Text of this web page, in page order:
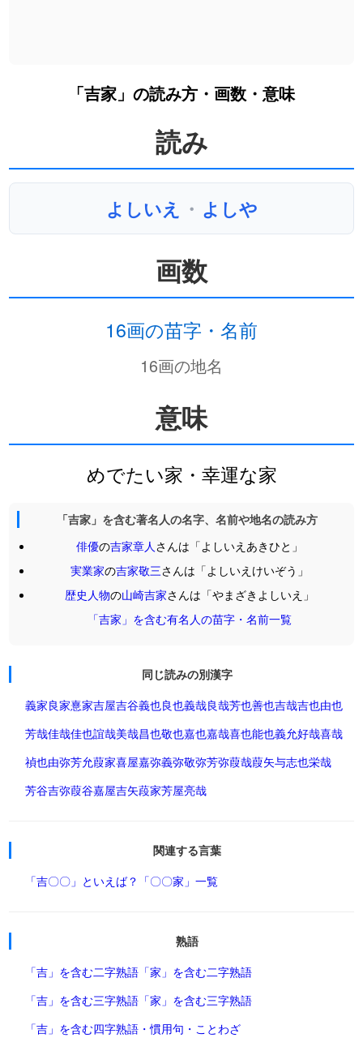
「吉家」の読み方・画数・意味
読み
よしいえ ・ よしや
画数
16画の苗字・名前
16画の地名
意味
めでたい家・幸運な家
「吉家」を含む著名人の名字、名前や地名の読み方
俳優の吉家章人さんは「よしいえあきひと」
実業家の吉家敬三さんは「よしいえけいぞう」
歴史人物の山崎吉家さんは「やまざきよしいえ」
「吉家」を含む有名人の苗字・名前一覧
同じ読みの別漢字
義家良家憙家吉屋吉谷義也良也義哉良哉芳也善也吉哉吉也由也
芳哉佳哉佳也誼哉美哉昌也敬也嘉也嘉哉喜也能也義允好哉喜哉
禎也由弥芳允葭家喜屋嘉弥義弥敬弥芳弥葭哉葭矢与志也栄哉
芳谷吉弥葭谷嘉屋吉矢葮家芳屋亮哉
関連する言葉
「吉〇〇」といえば？ 「〇〇家」一覧
熟語
「吉」を含む二字熟語 「家」を含む二字熟語
「吉」を含む三字熟語 「家」を含む三字熟語
「吉」を含む四字熟語・慣用句・ことわざ